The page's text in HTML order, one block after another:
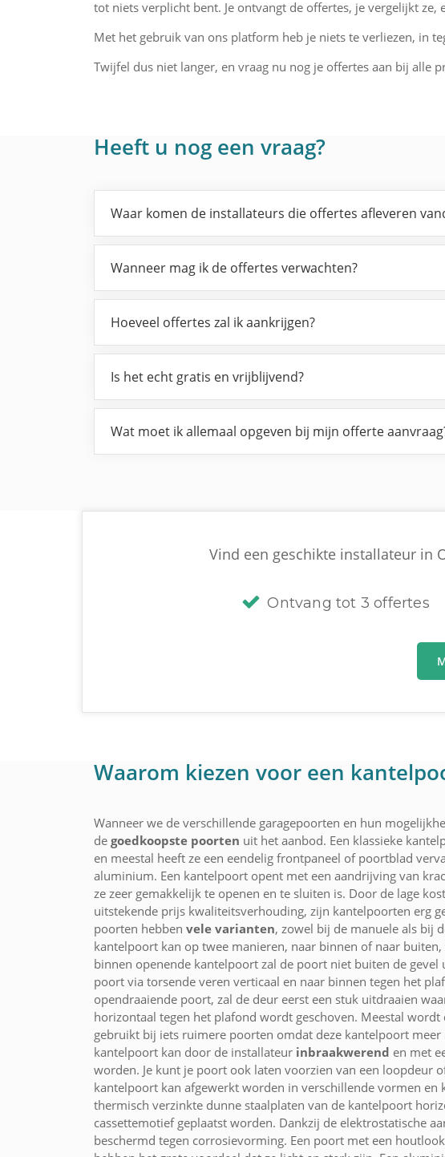
tot niets verplicht bent. Je ontvangt de offertes, je vergelijkt
Met het gebruik van ons platform heb je niets te verliezen, in
Twijfel dus niet langer, en vraag nu nog je offertes aan bij alle
Heeft u nog een vraag?
Waar komen de installateurs die offertes afleveren
Wanneer mag ik de offertes verwachten?
Hoeveel offertes zal ik aankrijgen?
Is het echt gratis en vrijblijvend?
Wat moet ik allemaal opgeven bij mijn offerte
Vind een geschikte installateur in
Ontvang tot 3 offertes
Waarom kiezen voor een
Wanneer we de verschillende garagepoorten en hun
de goedkoopste poorten uit het aanbod. Een klassieke
en meestal heeft ze een eendelig frontpaneel of poortblad
aluminium. Een kantelpoort opent met een aandrijving van
ze zeer gemakkelijk te openen en te sluiten is. Door de lage
uitstekende prijs kwaliteitsverhouding, zijn kantelpoorten erg
poorten hebben vele varianten, zowel bij de manuele als bij
kantelpoort kan op twee manieren, naar binnen of naar
binnen openende kantelpoort zal de poort niet buiten de
poort via torsende veren verticaal en naar binnen tegen het
opendraaiende poort, zal de deur eerst een stuk uitdraaien
horizontaal tegen het plafond wordt geschoven. Meestal
gebruikt bij iets ruimere poorten omdat deze kantelpoort meer
kantelpoort kan door de installateur inbraakwerend en met
worden. Je kunt je poort ook laten voorzien van een loopdeur
kantelpoort kan afgewerkt worden in verschillende vormen en
thermisch verzinkte dunne staalplaten van de kantelpoort
cassettemotief geplaatst worden. Dankzij de elektrostatische
beschermd tegen corrosievorming. Een poort met een